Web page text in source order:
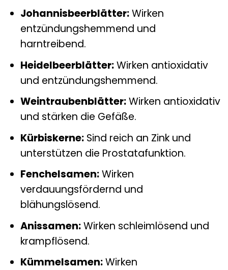
Johannisbeerblätter:Wirken
entzündungshemmend und
harntreibend.
Heidelbeerblätter:Wirken antioxidativ
und entzündungshemmend.
Weintraubenblätter:Wirken antioxidativ
und stärken die Gefäße.
Kürbiskerne:Sind reich an Zink und
unterstützen die Prostatafunktion.
Fenchelsamen:Wirken
verdauungsfördernd und
blähungslösend.
Anissamen:Wirken schleimlösend und
krampflösend.
Kümmelsamen:Wirken